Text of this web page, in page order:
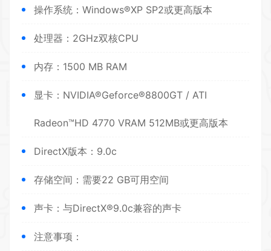
操作系统：Windows®XP SP2或更高版本
处理器：2GHz双核CPU
内存：1500 MB RAM
显卡：NVIDIA®Geforce®8800GT / ATI
Radeon™HD 4770 VRAM 512MB或更高版本
DirectX版本：9.0c
存储空间：需要22 GB可用空间
声卡：与DirectX®9.0c兼容的声卡
注意事项：